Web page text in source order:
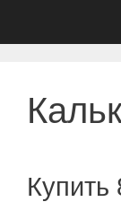
Купить